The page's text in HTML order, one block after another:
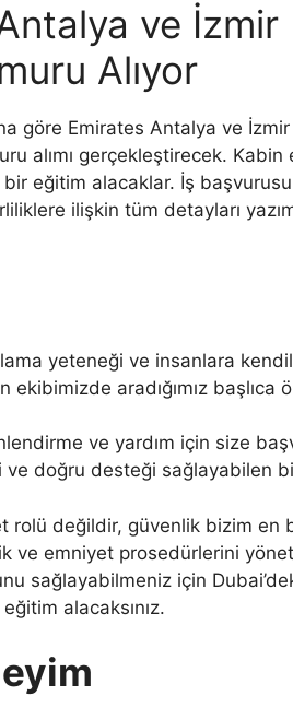
ve İzmir
Alıyor
göre Emirates Antalya ve
alımı gerçekleştirecek. Kabin
eğitim alacaklar. İş
ilişkin tüm detayları
yeteneği ve insanlara
aradığımız başlıca
ve yardım için size
doğru desteği sağlayabilen
rolü değildir, güvenlik bizim en
ve emniyet prosedürlerini
sağlayabilmeniz için
alacaksınız.